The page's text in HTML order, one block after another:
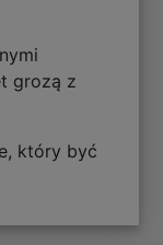
grozą z
który być